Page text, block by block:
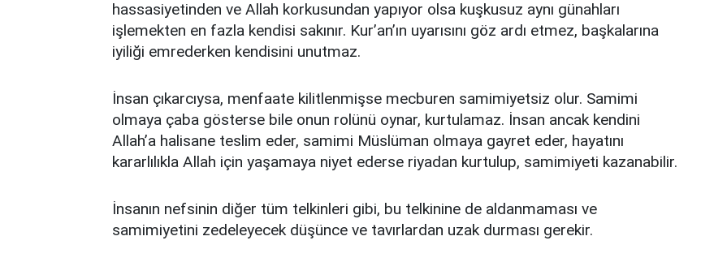
hassasiyetinden ve Allah korkusundan yapıyor olsa kuşkusuz aynı günahları
işlemekten en fazla kendisi sakınır. Kur’an’ın uyarısını göz ardı etmez, başkalarına
iyiliği emrederken kendisini unutmaz.
İnsan çıkarcıysa, menfaate kilitlenmişse mecburen samimiyetsiz olur. Samimi
olmaya çaba gösterse bile onun rolünü oynar, kurtulamaz. İnsan ancak kendini
Allah’a halisane teslim eder, samimi Müslüman olmaya gayret eder, hayatını
kararlılıkla Allah için yaşamaya niyet ederse riyadan kurtulup, samimiyeti kazanabilir.
İnsanın nefsinin diğer tüm telkinleri gibi, bu telkinine de aldanmaması ve
samimiyetini zedeleyecek düşünce ve tavırlardan uzak durması gerekir.